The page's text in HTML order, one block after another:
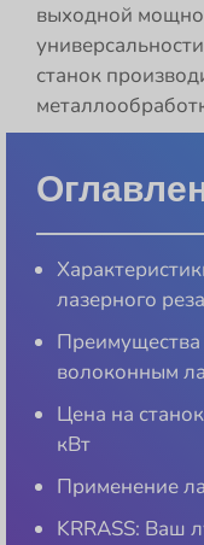
выходной
станок
лазерного
Преимущества
волоконным
Цена на
кВт
Применение
KRRASS: Ваш